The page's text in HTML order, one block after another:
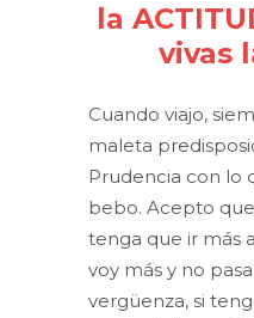
la
vivas
Cuando viajo,
maleta
Prudencia con lo
bebo. Acepto
tenga que ir más
voy más y no
vergüenza, si